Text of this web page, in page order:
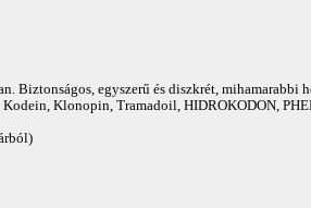
Biztonságos, egyszerű és diszkrét,
Klonopin, Tramadoil, HIDROKODON,